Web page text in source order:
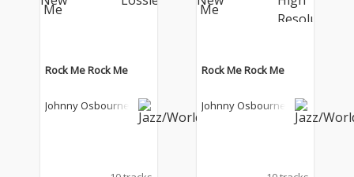
Rock Me Rock Me
Johnny Osbourne
Rock Me Rock Me
Johnny Osbourne